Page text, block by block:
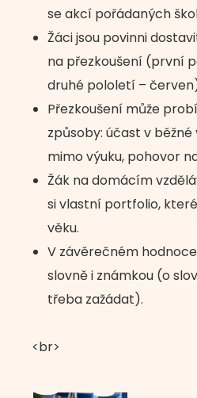
se akcí pořádaných
Žáci jsou povinni
na přezkoušení (první
druhé pololetí –
Přezkoušení může
způsoby: účast v
mimo výuku, pohovor
Žák na domácím
si vlastní portfolio,
věku.
V závěrečném
slovně i známkou (o
třeba zažádat).
<br>